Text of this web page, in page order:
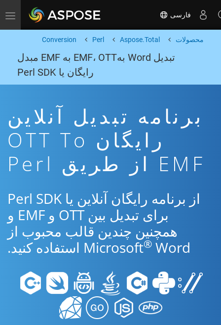
Toggle navigation فارسی
محصولات Aspose.Total
Perl
Conversion
تبدیل Word بهEMF، OTT به EMF مبدل
رایگان یا Perl SDK
برنامه تبدیل آنلاین
رایگان OTT To
EMF از طریق Perl
از برنامه رایگان آنلاین یا Perl SDK
برای تبدیل بین OTT و EMF و
همچنین چندین قالب محبوب از
Microsoft® Word استفاده کنید.